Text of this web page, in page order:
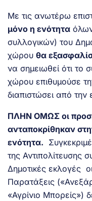
Με τις ανωτέρω
μόνο η ενότητα
συλλογικών) του
χώρου θα
να σημειωθεί ότι το
χώρου επιθυμούσε
διαπιστώσει από
ΠΛΗΝ ΟΜΩΣ οι
ανταποκρίθηκαν
ενότητα.
της Αντιπολίτευσης
Δημοτικές εκλογές
Παρατάξεις
«Αγρίνιο Μπορείς»)